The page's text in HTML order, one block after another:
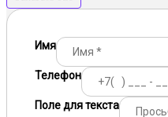
Имя
Телефон
Поле для текста